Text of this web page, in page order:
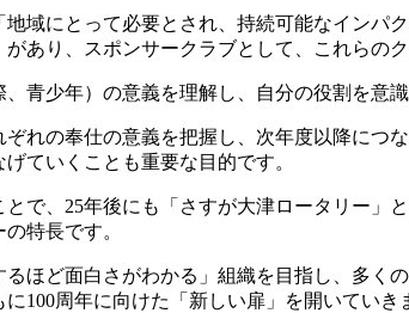
域にとって必要とされ、持続可能なイン
あり、スポンサークラブとして、これらの
青少年）の意義を理解し、自分の役割を意
れの奉仕の意義を把握し、次年度以降につ
ていくことも重要な目的です。
で、25年後にも「さすが大津ロータリー
特長です。
ほど面白さがわかる」組織を目指し、多く
100周年に向けた「新しい扉」を開いていき